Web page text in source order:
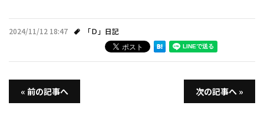
2024/11/12 18:47 「Ｄ」日記
« 前の記事へ 次の記事へ »